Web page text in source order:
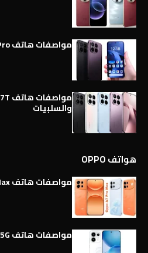
مواصفات هاتف Xiaomi 17T Pro كاملة
والسلبيات
هواتف OPPO
مواصفات هاتف Oppo A7 Pro Max كاملة
مواصفات هاتف Oppo Reno 16 Pro 5G كاملة